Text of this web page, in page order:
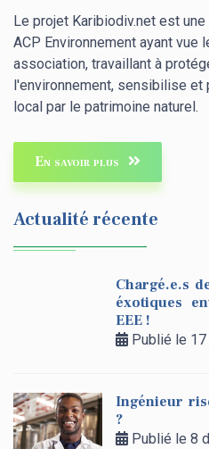
Le projet Karibiodiv.net est
ACP Environnement ayant vue
association, travaillant à
l'environnement, sensibilise
local par le patrimoine naturel.
En savoir plus
Actualité récente
Chargé.e.s
éxotiques
EEE !
Publié le
Ingénieur
?
Publié le 8